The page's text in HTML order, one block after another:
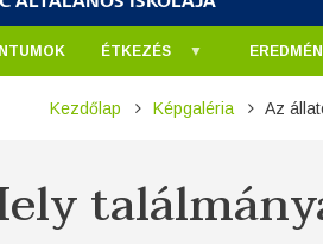
ÉTKEZÉS
Kezdőlap Képgaléria Az